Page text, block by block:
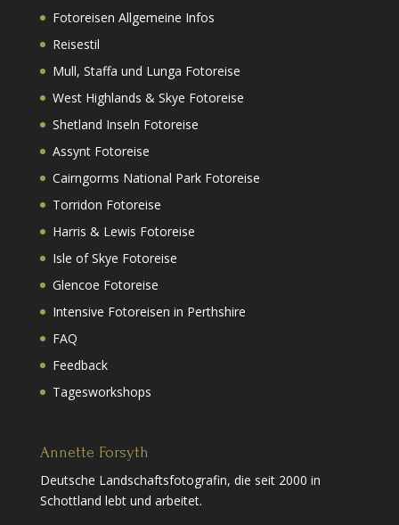
Fotoreisen Allgemeine Infos
Reisestil
Mull, Staffa und Lunga Fotoreise
West Highlands & Skye Fotoreise
Shetland Inseln Fotoreise
Assynt Fotoreise
Cairngorms National Park Fotoreise
Torridon Fotoreise
Harris & Lewis Fotoreise
Isle of Skye Fotoreise
Glencoe Fotoreise
Intensive Fotoreisen in Perthshire
FAQ
Feedback
Tagesworkshops
Annette Forsyth
Deutsche Landschaftsfotografin, die seit 2000 in
Schottland lebt und arbeitet.